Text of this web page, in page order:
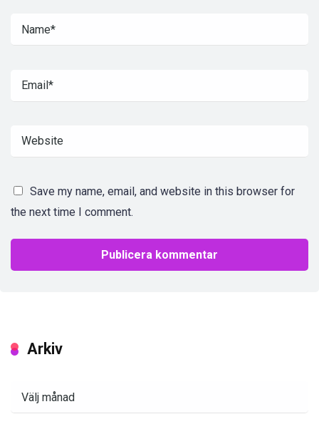
Save my name, email, and website in this browser for
the next time I comment.
Arkiv